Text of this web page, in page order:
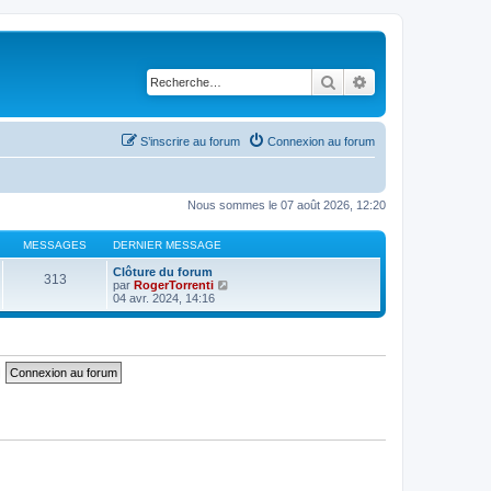
Rechercher
Connexion au forum
S’inscrire au forum
Nous sommes le 07 août 2026, 12:20
MESSAGES DERNIER MESSAGE
313
Clôture du forum
par RogerTorrenti
i
r
04 avr. 2024, 14:16